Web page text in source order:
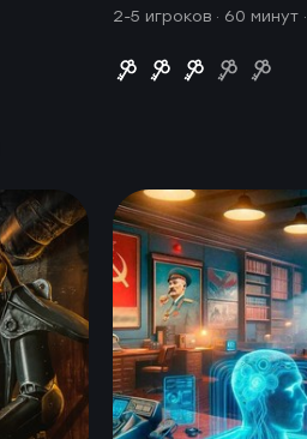
2-5 игроков · 60 минут